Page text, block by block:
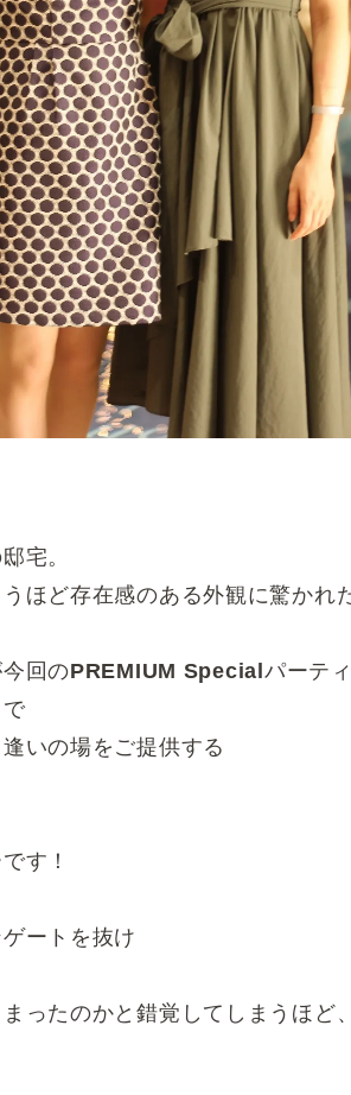
宅。
ほど存在感のある外観に驚かれ
回のPREMIUM Specialパーテ
で
逢いの場をご提供する
す！
ートを抜け
ったのかと錯覚してしまうほど